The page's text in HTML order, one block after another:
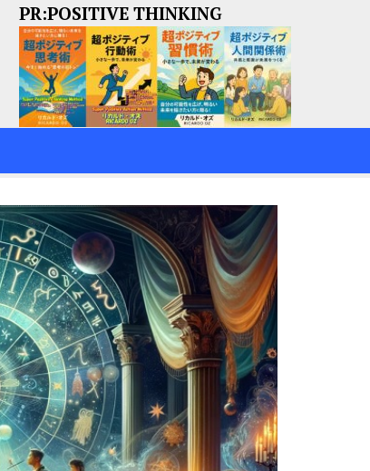
PR:POSITIVE THINKING